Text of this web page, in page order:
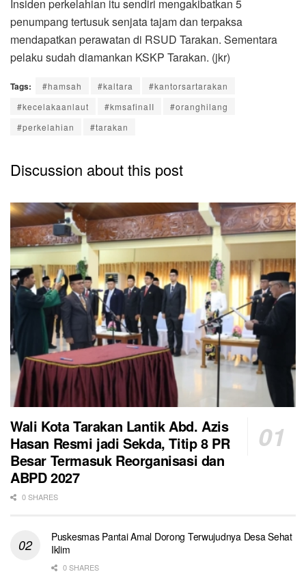
Insiden perkelahian itu sendiri mengakibatkan 5
penumpang tertusuk senjata tajam dan terpaksa
mendapatkan perawatan di RSUD Tarakan. Sementara
pelaku sudah diamankan KSKP Tarakan. (jkr)
Tags: #hamsah #kaltara
#kantorsartarakan
#kecelakaanlaut
#kmsafinaII
#oranghilang
#perkelahian
#tarakan
Discussion about this post
Wali Kota Tarakan Lantik Abd. Azis
Hasan Resmi jadi Sekda, Titip 8 PR
Besar Termasuk Reorganisasi dan
ABPD 2027
0 SHARES
Puskesmas Pantai Amal Dorong Terwujudnya Desa Sehat
Iklim
0 SHARES